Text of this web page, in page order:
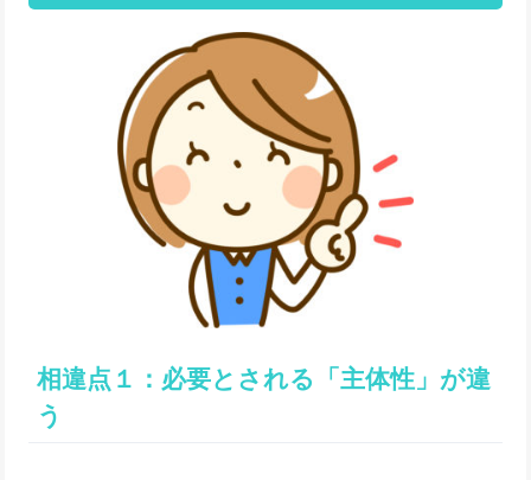
相違点１：必要とされる「主体性」が違
う